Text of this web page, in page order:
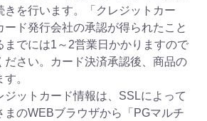
きを行います。「クレジットカー
ード発行会社の承認が得られたこと
までには1～2営業日かかりますので
ださい。カード決済承認後、商品の
。
ジットカード情報は、SSLによって
まのWEBブラウザから「PGマルチ